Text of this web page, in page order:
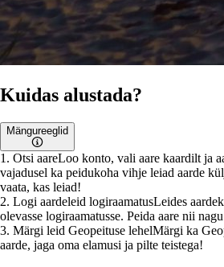
Kuidas alustada?
Mängureeglid
1 . Otsi aareLoo konto, vali aare kaardilt ja
vajadusel ka peidukoha vihje leiad aarde
vaata, kas leiad!
2. Logi aardeleid logiraamatusLeides
olevasse logiraamatusse. Peida aare nii
3. Märgi leid Geopeituse lehelMärgi ka
aarde, jaga oma elamusi ja pilte teistega!